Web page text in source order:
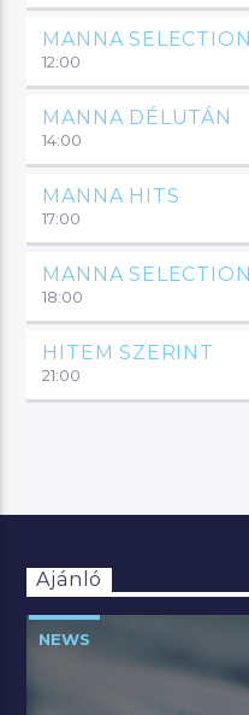
MANNA SELECTION
12:00
MANNA DÉLUTÁN
14:00
MANNA HITS
17:00
MANNA SELECTION
18:00
HITEM SZERINT
21:00
Ajánló
NEWS